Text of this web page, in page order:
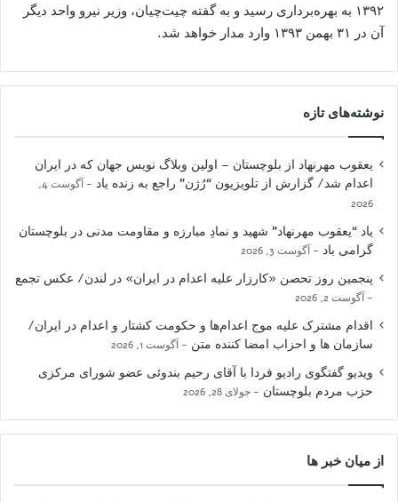
۱۳۹۲ به بهره‌برداری رسید و به گفته چیت‌چیان، وزیر نیرو واحد دیگر
آن در ۳۱ بهمن ۱۳۹۳ وارد مدار خواهد شد.
نوشته‌های تازه
یعقوب مهرنهاد از بلوچستان – اولین وبلاگ نویس جهان که در ایران
اعدام شد/ گزارش از تلویزیون “رُژن” راجع به زنده یاد
آگوست 4,
2026
یاد “یعقوب مهرنهاد” شهید و نمادِ مبارزه و مقاومت مدنی در بلوچستان
گرامی باد
آگوست 3, 2026
پنجمین روز تحصن «کارزار علیه اعدام در ایران» در لندن/ عکس تجمع
آگوست 2, 2026
اقدام مشترک علیه موج اعدام‌ها و حکومت کشتار و اعدام در ایران/
سازمان ها و احزاب امضا کننده متن
آگوست 1, 2026
ویدیو گفتگوی رادیو فردا با آقای رحیم بندوئی عضو شورای مرکزی
حزب مردم بلوچستان
جولای 28, 2026
از میان خبر ها